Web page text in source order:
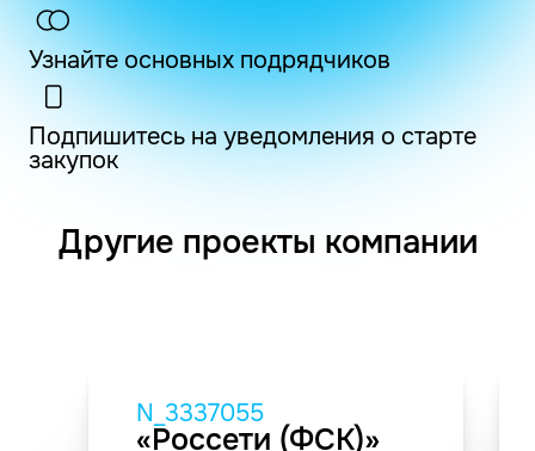
Узнайте основных подрядчиков
Подпишитесь на уведомления о старте
закупок
Другие проекты компании
N_3337055
«Россети (ФСК)»